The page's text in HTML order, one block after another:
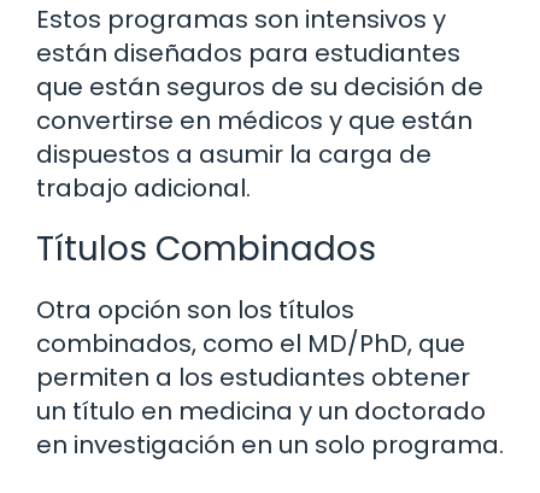
Estos programas son intensivos y
están diseñados para estudiantes
que están seguros de su decisión de
convertirse en médicos y que están
dispuestos a asumir la carga de
trabajo adicional.
Títulos Combinados
Otra opción son los títulos
combinados, como el MD/PhD, que
permiten a los estudiantes obtener
un título en medicina y un doctorado
en investigación en un solo programa.